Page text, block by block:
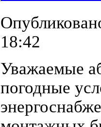
18:42
Уважаемые
погодные